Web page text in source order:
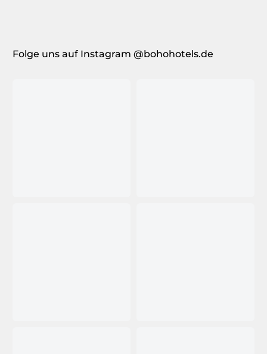
Folge uns auf Instagram @bohohotels.de